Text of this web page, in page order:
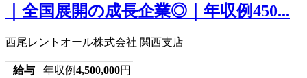
｜全国展開の成長企業◎｜年収例450...
西尾レントオール株式会社 関西支店
給与 年収例4,500,000円